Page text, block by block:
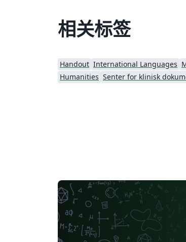
相关标签
Handout International Languages
Humanities